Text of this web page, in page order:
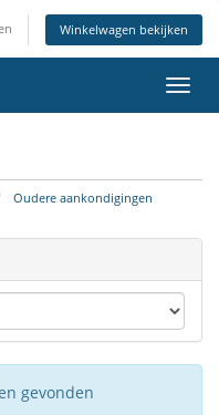
Winkelwagen bekijken
Oudere aankondigingen
gevonden